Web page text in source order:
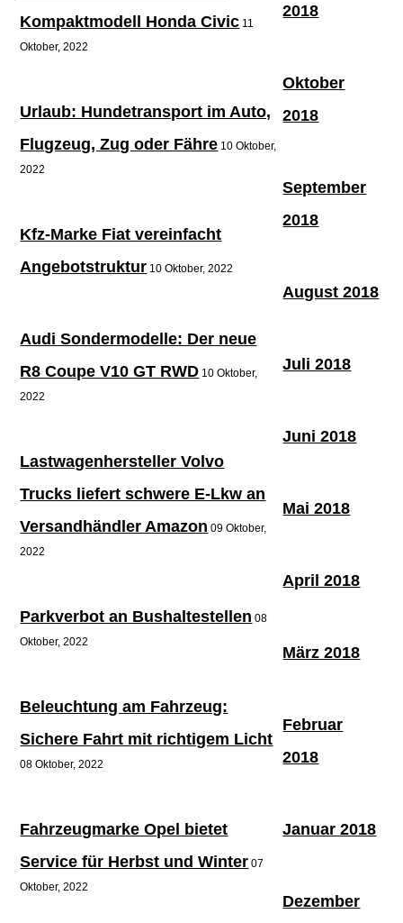
Kompaktmodell Honda Civic 11
Oktober, 2022
Urlaub: Hundetransport im Auto,
Flugzeug, Zug oder Fähre 10 Oktober,
2022
Kfz-Marke Fiat vereinfacht
Angebotstruktur 10 Oktober, 2022
Audi Sondermodelle: Der neue
R8 Coupe V10 GT RWD 10 Oktober,
2022
Lastwagenhersteller Volvo
Trucks liefert schwere E-Lkw an
Versandhändler Amazon 09 Oktober,
2022
Parkverbot an Bushaltestellen 08
Oktober, 2022
Beleuchtung am Fahrzeug:
Sichere Fahrt mit richtigem Licht
08 Oktober, 2022
Fahrzeugmarke Opel bietet
Service für Herbst und Winter 07
Oktober, 2022
2018
Oktober
2018
September
2018
August 2018
Juli 2018
Juni 2018
Mai 2018
April 2018
März 2018
Februar
2018
Januar 2018
Dezember